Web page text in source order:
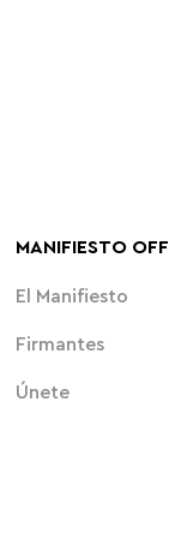
MANIFIESTO OFF
El Manifiesto
Firmantes
Únete